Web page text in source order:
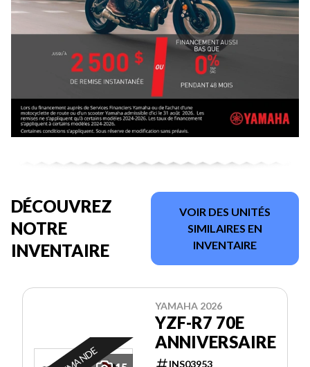
DÉCOUVREZ
NOTRE
INVENTAIRE
VOIR DES UNITÉS
SIMILAIRES EN
INVENTAIRE
YAMAHA 2026
YZF-R7 70E
ANNIVERSAIRE
INS03953